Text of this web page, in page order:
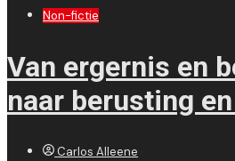
Non-fictie
Van ergernis en
naar berusting
Carlos Alleene